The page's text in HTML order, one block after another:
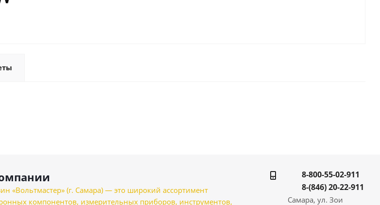
«Вольтмастер» (г. Самара) — это широкий ассортимент
компонентов, измерительных приборов, инструментов,
8-800-55-02-911
8-(846) 20-22-911
Самара, ул. Зои